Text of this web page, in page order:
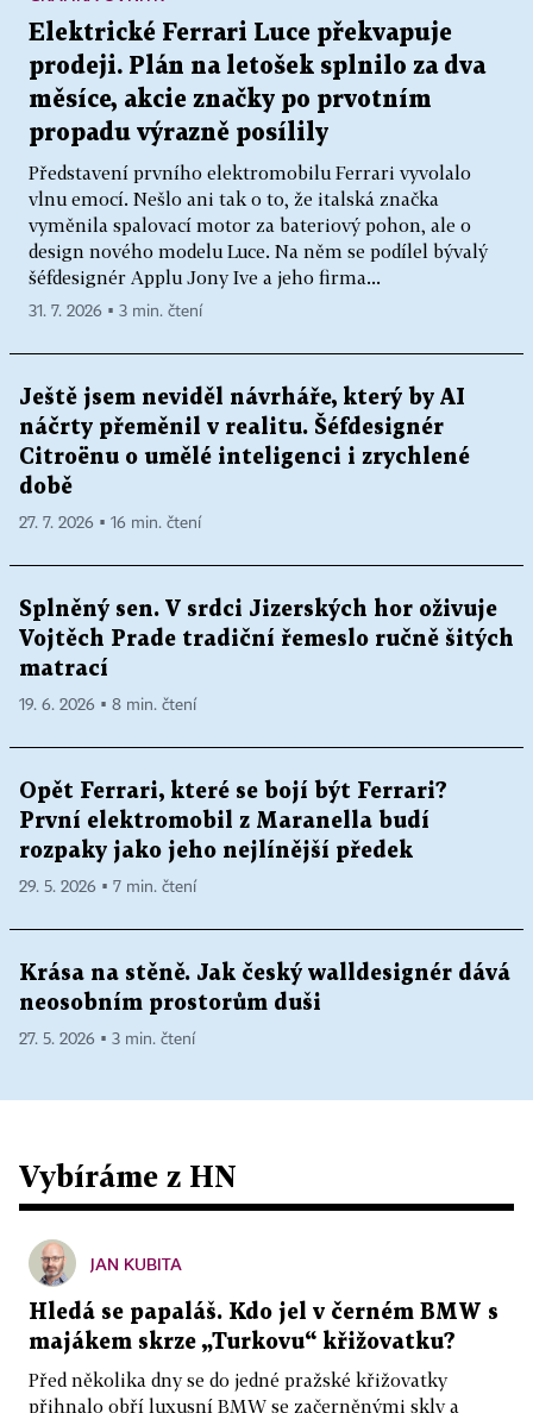
Elektrické Ferrari Luce překvapuje
prodeji. Plán na letošek splnilo za dva
měsíce, akcie značky po prvotním
propadu výrazně posílily
Představení prvního elektromobilu Ferrari vyvolalo
vlnu emocí. Nešlo ani tak o to, že italská značka
vyměnila spalovací motor za bateriový pohon, ale o
design nového modelu Luce. Na něm se podílel bývalý
šéfdesignér Applu Jony Ive a jeho firma...
31. 7. 2026 ▪ 3 min. čtení
Ještě jsem neviděl návrháře, který by AI
náčrty přeměnil v realitu. Šéfdesignér
Citroënu o umělé inteligenci i zrychlené
době
27. 7. 2026 ▪ 16 min. čtení
Splněný sen. V srdci Jizerských hor oživuje
Vojtěch Prade tradiční řemeslo ručně šitých
matrací
19. 6. 2026 ▪ 8 min. čtení
Opět Ferrari, které se bojí být Ferrari?
První elektromobil z Maranella budí
rozpaky jako jeho nejlínější předek
29. 5. 2026 ▪ 7 min. čtení
Krása na stěně. Jak český walldesignér dává
neosobním prostorům duši
27. 5. 2026 ▪ 3 min. čtení
Vybíráme z HN
JAN KUBITA
Hledá se papaláš. Kdo jel v černém BMW s
majákem skrze „Turkovu“ křižovatku?
Před několika dny se do jedné pražské křižovatky
přihnalo obří luxusní BMW se začerněnými skly a